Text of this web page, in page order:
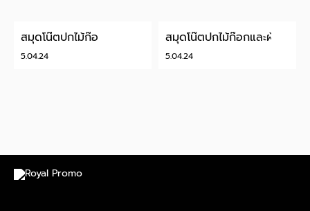
5.04.24
สมุดโน๊ตปกไม้ก๊อก
5.04.24
สมุดโน๊ตปกไม้ก๊อกและผ้า